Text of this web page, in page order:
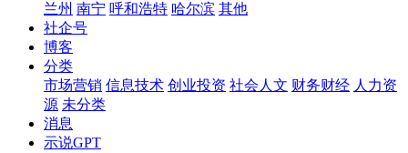
兰州 南宁 呼和浩特 哈尔滨 其他
社企号
博客
分类
市场营销 信息技术 创业投资 社会人文 财务财经 人力资
源 未分类
消息
示说GPT